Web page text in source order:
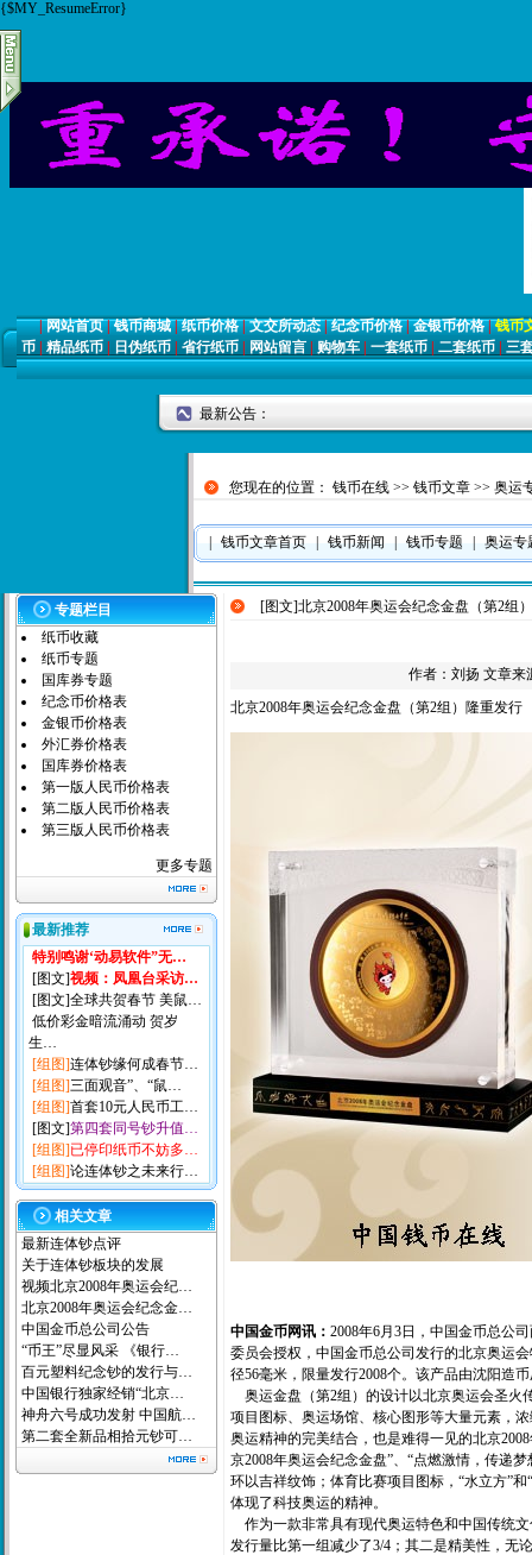
{$MY_ResumeError}
|网站首页|钱币商城|纸币价格|文交所动态|纪念币价格|金银币价格|钱币
币 | 精品纸币 | 日伪纸币 | 省行纸币 | 网站留言 | 购物车 | 一套纸币 | 二套纸币 | 三
最新公告：
您现在的位置： 钱币在线 >> 钱币文章 >> 奥运
| 钱币文章首页 | 钱币新闻 | 钱币专题 | 奥运专
专题栏目
纸币收藏
纸币专题
国库券专题
纪念币价格表
金银币价格表
外汇券价格表
国库券价格表
第一版人民币价格表
第二版人民币价格表
第三版人民币价格表
更多专题
最新推荐
特别鸣谢‘动易软件”无…
[图文]视频：凤凰台采访…
[图文]全球共贺春节 美鼠…
低价彩金暗流涌动 贺岁
生…
[组图]连体钞缘何成春节…
[组图]三面观音”、“鼠…
[组图]首套10元人民币工…
[图文]第四套同号钞升值…
[组图]已停印纸币不妨多…
[组图]论连体钞之未来行…
相关文章
最新连体钞点评
关于连体钞板块的发展
视频北京2008年奥运会纪…
北京2008年奥运会纪念金…
中国金币总公司公告
“币王”尽显风采 《银行…
百元塑料纪念钞的发行与…
中国银行独家经销“北京…
神舟六号成功发射 中国航…
第二套全新品相拾元钞可…
[图文]北京2008年奥运会纪念金盘（第2组
作者： 刘扬 文章来
北京2008年奥运会纪念金盘（第2组）隆重发行
中国金币网讯： 2008年6月3日，中国金币总公
委员会授权，中国金币总公司发行的北京奥运
径56毫米，限量发行2008个。该产品由沈阳造
奥运金盘（第2组）的设计以北京奥运会圣火
项目图标、奥运场馆、核心图形等大量元素，
奥运精神的完美结合，也是难得一见的北京
京2008年奥运会纪念金盘”、“点燃激情，传递
环以吉祥纹饰；体育比赛项目图标，“水立方”
体现了科技奥运的精神。
作为一款非常具有现代奥运特色和中国传统
发行量比第一组减少了3/4；其二是精美性，无